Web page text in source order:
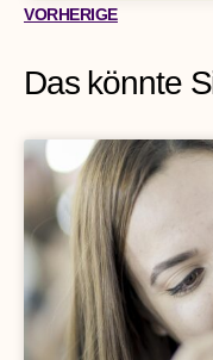
VORHERIGE
Das könnte